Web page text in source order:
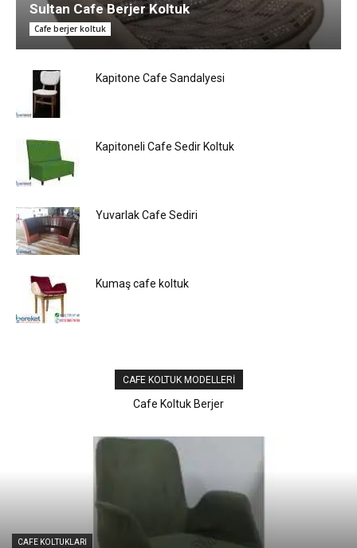
Sultan Cafe Berjer Koltuk
Cafe berjer koltuk
Kapitone Cafe Sandalyesi
Kapitoneli Cafe Sedir Koltuk
Yuvarlak Cafe Sediri
Kumaş cafe koltuk
CAFE KOLTUK MODELLERI
Cafe Koltuk Berjer
Tekli lobi koltuk
CAFE KOLTUKLARI